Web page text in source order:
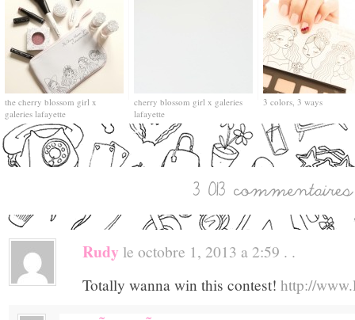
the cherry blossom girl x
galeries lafayette
cherry blossom girl x galeries
lafayette
3 colors, 3 ways
Rudy le octobre 1, 2013 a 2:59 . .
Totally wanna win this contest! http://